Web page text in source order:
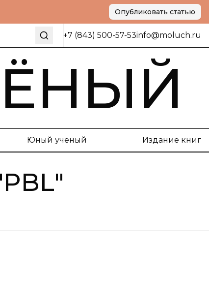
Опубликовать статью
+7 (843) 500-57-53info@moluch.ru
Юный ученый Издание книг
PBL"